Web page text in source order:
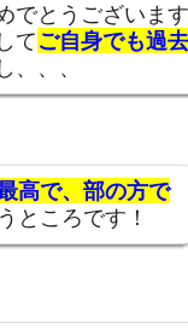
でとうございます
てご自身でも過
、、、
高で、部の方で
ところです！